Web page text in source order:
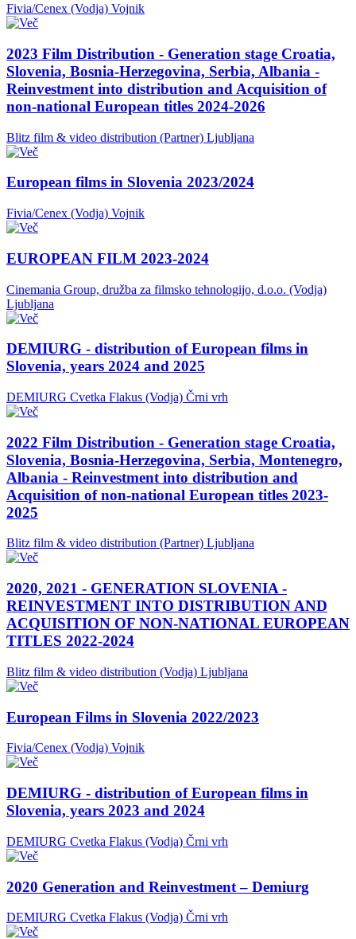
Fivia/Cenex (Vodja) Vojnik
2023 Film Distribution - Generation stage Croatia,
Slovenia, Bosnia-Herzegovina, Serbia, Albania -
Reinvestment into distribution and Acquisition of
non-national European titles 2024-2026
Blitz film & video distribution (Partner) Ljubljana
European films in Slovenia 2023/2024
Fivia/Cenex (Vodja) Vojnik
EUROPEAN FILM 2023-2024
Cinemania Group, družba za filmsko tehnologijo, d.o.o. (Vodja)
Ljubljana
DEMIURG - distribution of European films in
Slovenia, years 2024 and 2025
DEMIURG Cvetka Flakus (Vodja) Črni vrh
2022 Film Distribution - Generation stage Croatia,
Slovenia, Bosnia-Herzegovina, Serbia, Montenegro,
Albania - Reinvestment into distribution and
Acquisition of non-national European titles 2023-
2025
Blitz film & video distribution (Partner) Ljubljana
2020, 2021 - GENERATION SLOVENIA -
REINVESTMENT INTO DISTRIBUTION AND
ACQUISITION OF NON-NATIONAL EUROPEAN
TITLES 2022-2024
Blitz film & video distribution (Vodja) Ljubljana
European Films in Slovenia 2022/2023
Fivia/Cenex (Vodja) Vojnik
DEMIURG - distribution of European films in
Slovenia, years 2023 and 2024
DEMIURG Cvetka Flakus (Vodja) Črni vrh
2020 Generation and Reinvestment – Demiurg
DEMIURG Cvetka Flakus (Vodja) Črni vrh